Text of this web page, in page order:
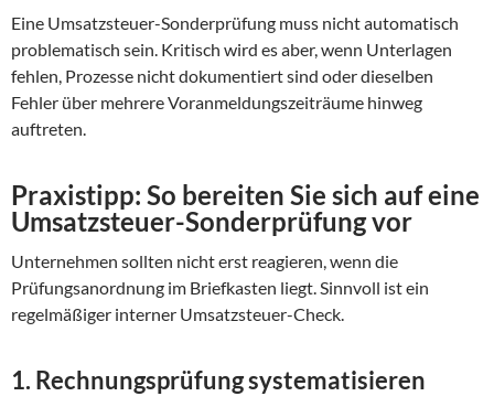
Eine Umsatzsteuer-Sonderprüfung muss nicht automatisch
problematisch sein. Kritisch wird es aber, wenn Unterlagen
fehlen, Prozesse nicht dokumentiert sind oder dieselben
Fehler über mehrere Voranmeldungszeiträume hinweg
auftreten.
Praxistipp: So bereiten Sie sich auf eine
Umsatzsteuer-Sonderprüfung vor
Unternehmen sollten nicht erst reagieren, wenn die
Prüfungsanordnung im Briefkasten liegt. Sinnvoll ist ein
regelmäßiger interner Umsatzsteuer-Check.
1. Rechnungsprüfung systematisieren